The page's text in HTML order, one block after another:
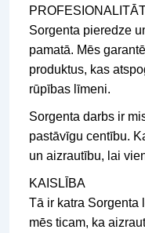
Sorgenta pieredze
pamatā. Mēs
produktus, kas
rūpības līmeni.
Sorgenta darbs ir
pastāvīgu centību.
un aizrautību, lai
KAISLĪBA
Tā ir katra Sorgenta
mēs ticam, ka